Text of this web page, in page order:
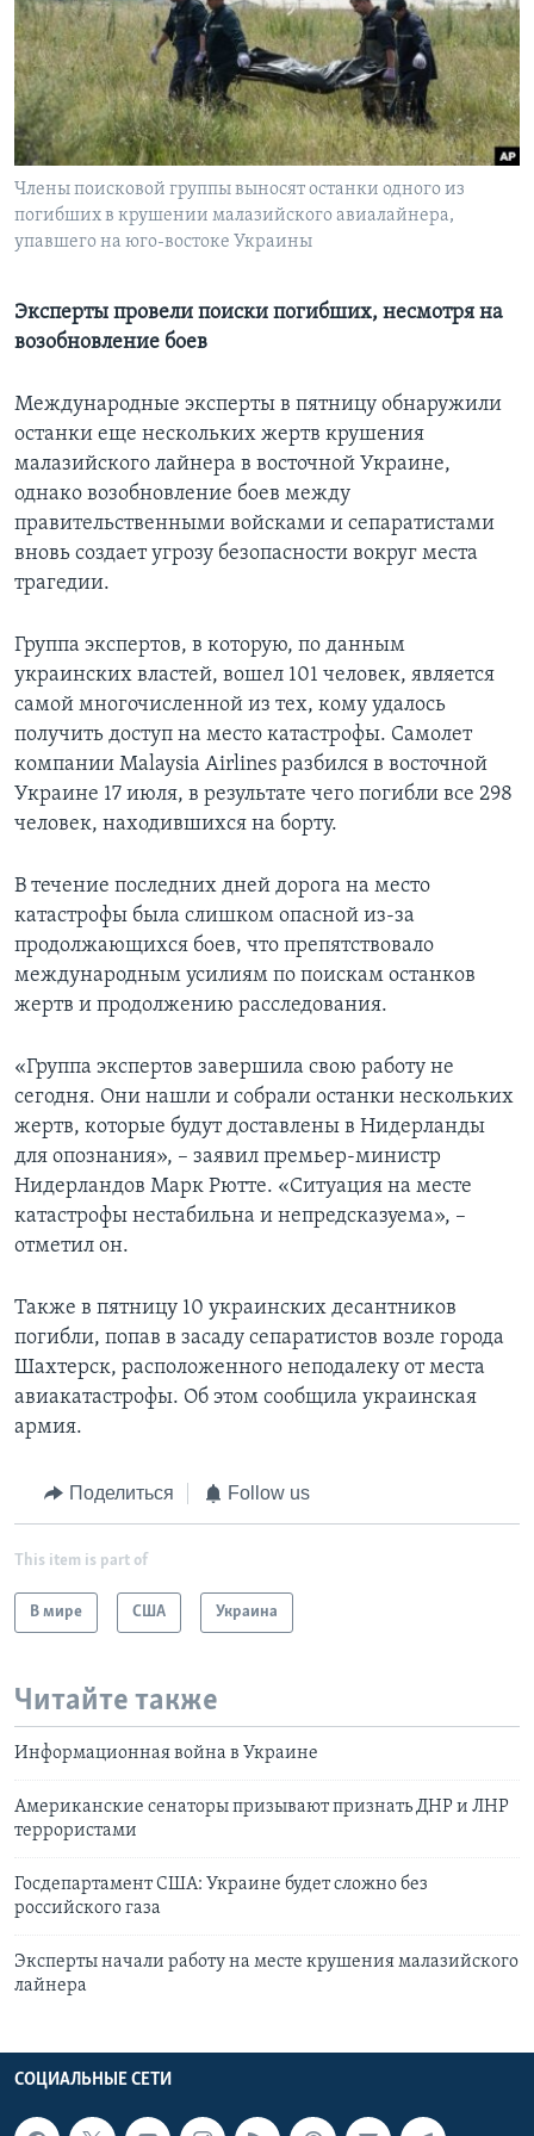
Learning English
СОЦИАЛЬНЫЕ СЕТИ
Языки
Члены поисковой группы выносят останки одного из
погибших в крушении малазийского авиалайнера,
упавшего на юго-востоке Украины
Эксперты провели поиски погибших, несмотря на
возобновление боев
Международные эксперты в пятницу обнаружили
останки еще нескольких жертв крушения
малазийского лайнера в восточной Украине,
однако возобновление боев между
правительственными войсками и сепаратистами
вновь создает угрозу безопасности вокруг места
трагедии.
Группа экспертов, в которую, по данным
украинских властей, вошел 101 человек, является
самой многочисленной из тех, кому удалось
получить доступ на место катастрофы. Самолет
компании Malaysia Airlines разбился в восточной
Украине 17 июля, в результате чего погибли все 298
человек, находившихся на борту.
В течение последних дней дорога на место
катастрофы была слишком опасной из-за
продолжающихся боев, что препятствовало
международным усилиям по поискам останков
жертв и продолжению расследования.
«Группа экспертов завершила свою работу не
сегодня. Они нашли и собрали останки нескольких
жертв, которые будут доставлены в Нидерланды
для опознания», – заявил премьер-министр
Нидерландов Марк Рютте. «Ситуация на месте
катастрофы нестабильна и непредсказуема», –
отметил он.
Также в пятницу 10 украинских десантников
погибли, попав в засаду сепаратистов возле города
Шахтерск, расположенного неподалеку от места
авиакатастрофы. Об этом сообщила украинская
армия.
Поделиться Follow us
This item is part of
В мире США Украина
Читайте также
Информационная война в Украине
Американские сенаторы призывают признать ДНР и ЛНР
террористами
Госдепартамент США: Украине будет сложно без
российского газа
Эксперты начали работу на месте крушения малазийского
лайнера
СОЦИАЛЬНЫЕ СЕТИ